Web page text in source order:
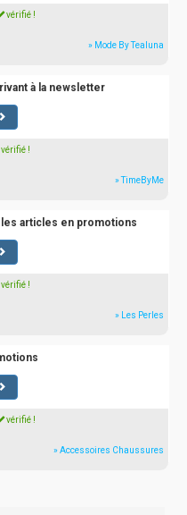
vérifié !
» Mode By Tealuna
à la newsletter
vérifié !
» TimeByMe
les articles en promotions
vérifié !
» Les Perles
vérifié !
» Accessoires Chaussures